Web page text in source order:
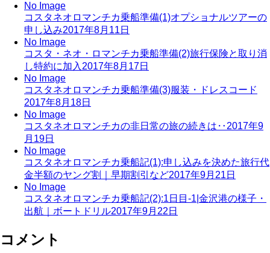
No Image
コスタネオロマンチカ乗船準備(1)オプショナルツアーの
申し込み2017年8月11日
No Image
コスタ・ネオ・ロマンチカ乗船準備(2)旅行保険と取り消
し特約に加入 2017年8月17日
No Image
コスタネオロマンチカ乗船準備(3)服装・ドレスコード
2017年8月18日
No Image
コスタネオロマンチカの非日常の旅の続きは‥ 2017年9
月19日
No Image
コスタネオロマンチカ乗船記(1):申し込みを決めた旅行代
金半額のヤング割｜早期割引など2017年9月21日
No Image
コスタネオロマンチカ乗船記(2):1日目-1|金沢港の様子・
出航｜ボートドリル2017年9月22日
コメント